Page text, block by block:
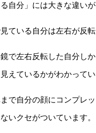
自分」には大きな違いが
ている自分は左右が反転
で左右反転した自分し
えているかがわかってい
で自分の顔にコンプレ
いクセがついています。